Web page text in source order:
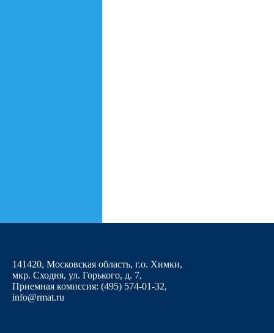
141420, Московская область, г.о. Химки,
мкр. Сходня, ул. Горького, д. 7,
Приемная комиссия: (495) 574-01-32,
info@rmat.ru